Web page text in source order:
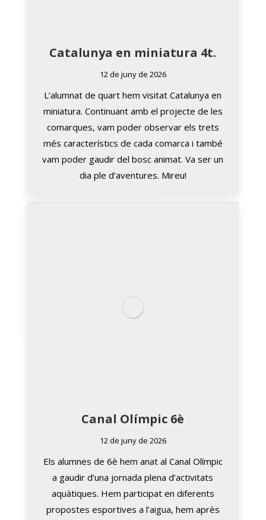
Catalunya en miniatura 4t.
12 de juny de 2026
L’alumnat de quart hem visitat Catalunya en
miniatura. Continuant amb el projecte de les
comarques, vam poder observar els trets
més característics de cada comarca i també
vam poder gaudir del bosc animat. Va ser un
dia ple d’aventures. Mireu!
Canal Olímpic 6è
12 de juny de 2026
Els alumnes de 6è hem anat al Canal Olímpic
a gaudir d’una jornada plena d’activitats
aquàtiques. Hem participat en diferents
propostes esportives a l’aigua, hem après